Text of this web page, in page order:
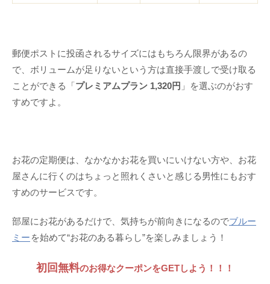
郵便ポストに投函されるサイズにはもちろん限界があるの
で、ボリュームが足りないという方は直接手渡しで受け取る
ことができる「プレミアムプラン 1,320円 」を選ぶのがおす
すめですよ。
お花の定期便は、なかなかお花を買いにいけない方や、お花
屋さんに行くのはちょっと照れくさいと感じる男性にもおす
すめのサービスです。
部屋にお花があるだけで、気持ちが前向きになるのでブルー
ミー を始めて“お花のある暮らし”を楽しみましょう！
初回無料のお得なクーポンをGETしよう！！！